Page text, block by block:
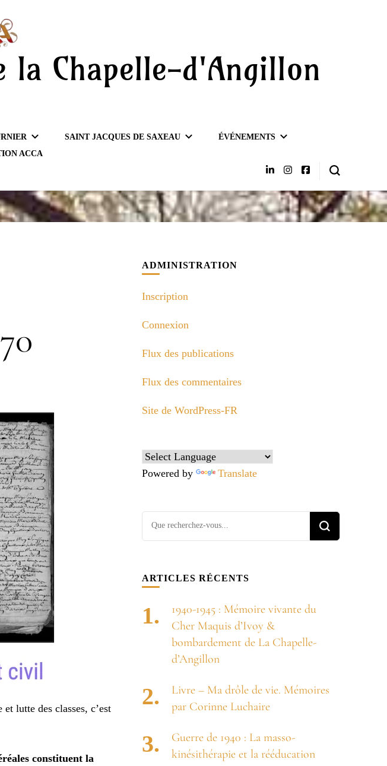
la Chapelle-d'Angillon
SAINT JACQUES DE SAXEAU
ÉVÉNEMENTS
ACCA
lutte des classes, c’est
constituent la
ADMINISTRATION
Inscription
Connexion
Flux des publications
Flux des commentaires
Site de WordPress-FR
Powered by Translate
Vous
ARTICLES RÉCENTS
1940-1945 : Mémoire vivante du
Cher Maquis d’Ivoy &
bombardement de La Chapelle-
d’Angillon
Livre – Ma drôle de vie. Mémoires
par Corinne Luchaire
Guerre de 1940 : La masso-
kinésithérapie et la rééducation